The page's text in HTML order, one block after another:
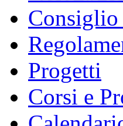
Progetti
Corsi e